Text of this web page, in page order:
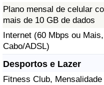
Plano mensal de celular
mais de 10 GB de dados
Internet (60 Mbps ou
Cabo/ADSL)
Desportos e Lazer
Fitness Club,